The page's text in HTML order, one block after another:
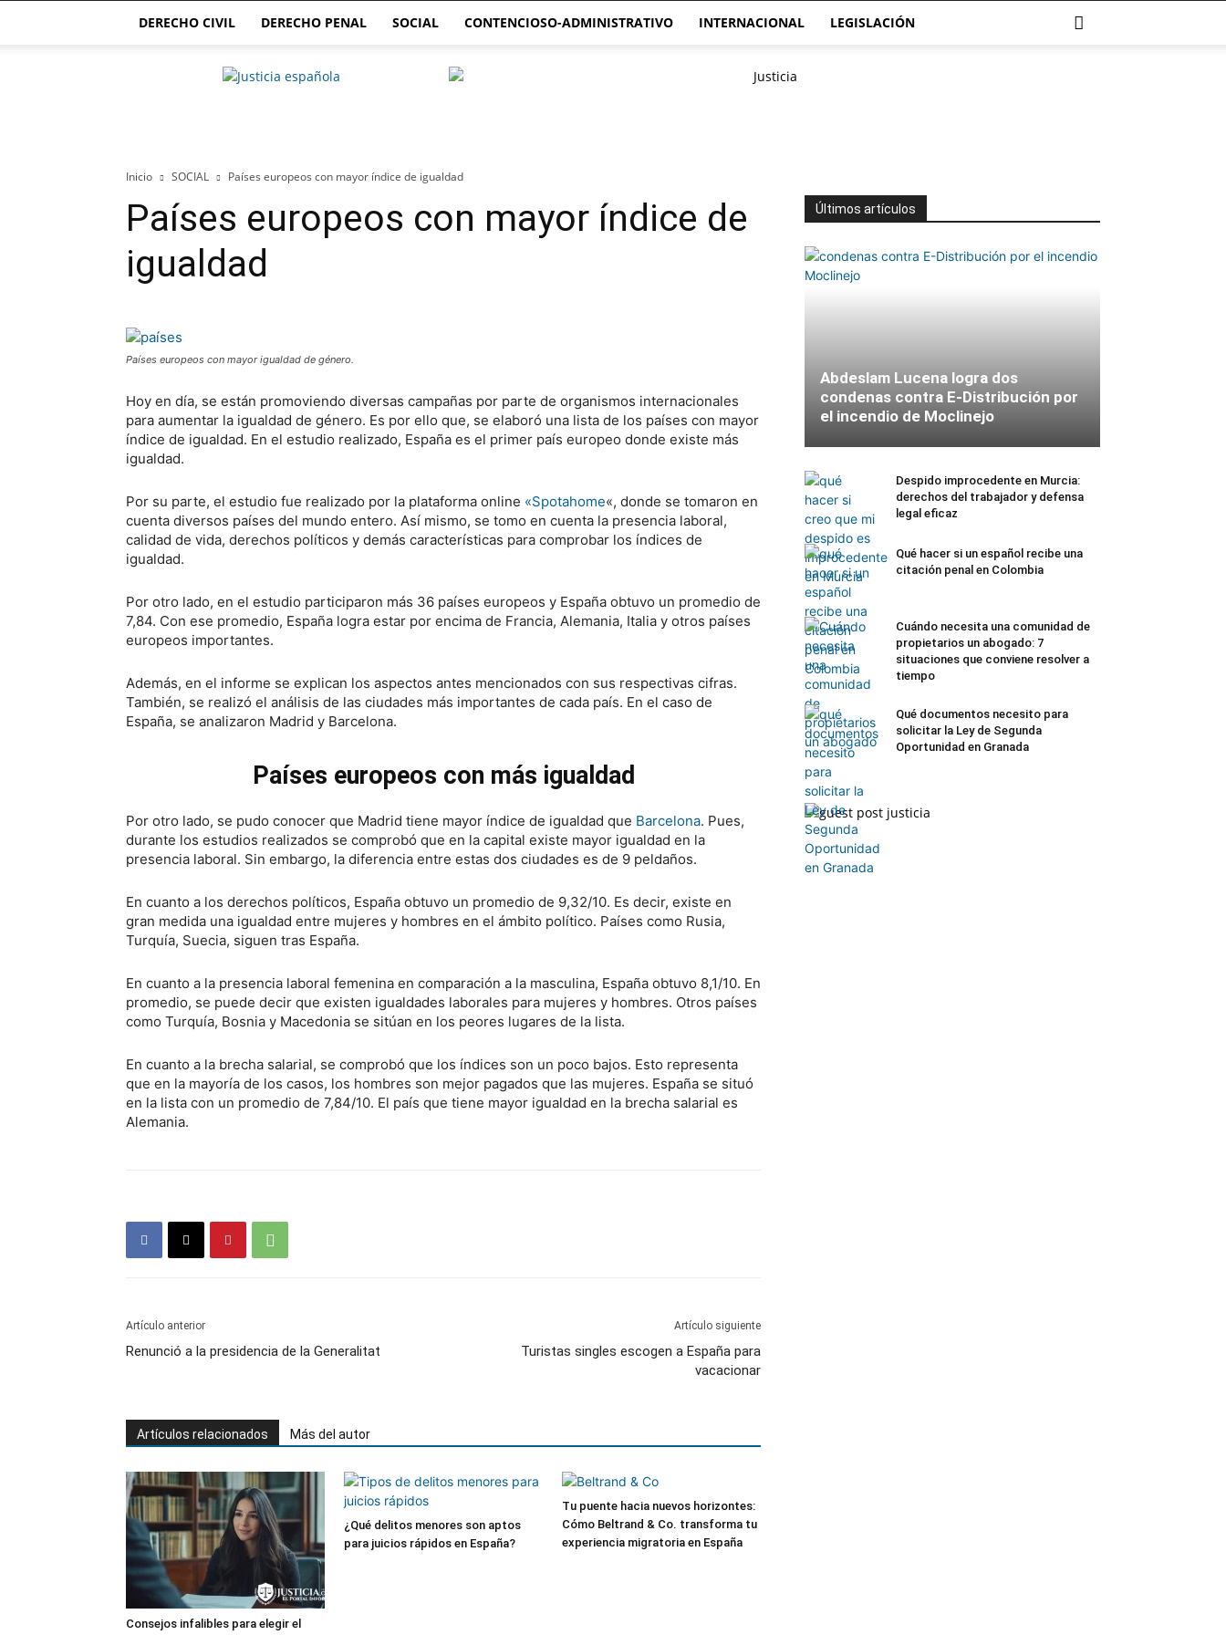
DERECHO CIVIL DERECHO PENAL SOCIAL CONTENCIOSO-ADMINISTRATIVO INTERNACIONAL LEGISLACIÓN
Justicia.com.es
Inicio SOCIAL Países europeos con mayor índice de igualdad
Países europeos con mayor índice de
igualdad
Países europeos con mayor igualdad de género.
Hoy en día, se están promoviendo diversas campañas por parte de organismos internacionales
para aumentar la igualdad de género. Es por ello que, se elaboró una lista de los países con mayor
índice de igualdad. En el estudio realizado, España es el primer país europeo donde existe más
igualdad.
Por su parte, el estudio fue realizado por la plataforma online «Spotahome«, donde se tomaron en
cuenta diversos países del mundo entero. Así mismo, se tomo en cuenta la presencia laboral,
calidad de vida, derechos políticos y demás características para comprobar los índices de
igualdad.
Por otro lado, en el estudio participaron más 36 países europeos y España obtuvo un promedio de
7,84. Con ese promedio, España logra estar por encima de Francia, Alemania, Italia y otros países
europeos importantes.
Además, en el informe se explican los aspectos antes mencionados con sus respectivas cifras.
También, se realizó el análisis de las ciudades más importantes de cada país. En el caso de
España, se analizaron Madrid y Barcelona.
Países europeos con más igualdad
Por otro lado, se pudo conocer que Madrid tiene mayor índice de igualdad que Barcelona. Pues,
durante los estudios realizados se comprobó que en la capital existe mayor igualdad en la
presencia laboral. Sin embargo, la diferencia entre estas dos ciudades es de 9 peldaños.
En cuanto a los derechos políticos, España obtuvo un promedio de 9,32/10. Es decir, existe en
gran medida una igualdad entre mujeres y hombres en el ámbito político. Países como Rusia,
Turquía, Suecia, siguen tras España.
En cuanto a la presencia laboral femenina en comparación a la masculina, España obtuvo 8,1/10. En
promedio, se puede decir que existen igualdades laborales para mujeres y hombres. Otros países
como Turquía, Bosnia y Macedonia se sitúan en los peores lugares de la lista.
En cuanto a la brecha salarial, se comprobó que los índices son un poco bajos. Esto representa
que en la mayoría de los casos, los hombres son mejor pagados que las mujeres. España se situó
en la lista con un promedio de 7,84/10. El país que tiene mayor igualdad en la brecha salarial es
Alemania.
Artículo anterior
Renunció a la presidencia de la Generalitat
Artículo siguiente
Turistas singles escogen a España para
vacacionar
Artículos relacionados Más del autor
Consejos infalibles para elegir el
¿Qué delitos menores son aptos
para juicios rápidos en España?
Tu puente hacia nuevos horizontes:
Cómo Beltrand & Co. transforma tu
experiencia migratoria en España
Últimos artículos
Abdeslam Lucena logra dos
condenas contra E-Distribución por
el incendio de Moclinejo
Despido improcedente en Murcia:
derechos del trabajador y defensa
legal eficaz
Qué hacer si un español recibe una
citación penal en Colombia
Cuándo necesita una comunidad de
propietarios un abogado: 7
situaciones que conviene resolver a
tiempo
Qué documentos necesito para
solicitar la Ley de Segunda
Oportunidad en Granada